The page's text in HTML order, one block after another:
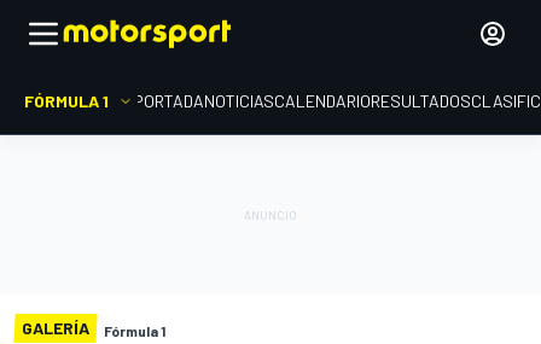
FÓRMULA 1 PORTADANOTICIASCALENDARIORESULTADOS
GALERÍA Fórmula 1